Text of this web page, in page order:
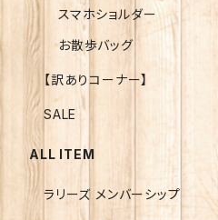
スマホショルダー
お散歩バッグ
【訳ありコーナー】
SALE
ALL ITEM
ラリーズ メンバーシップ